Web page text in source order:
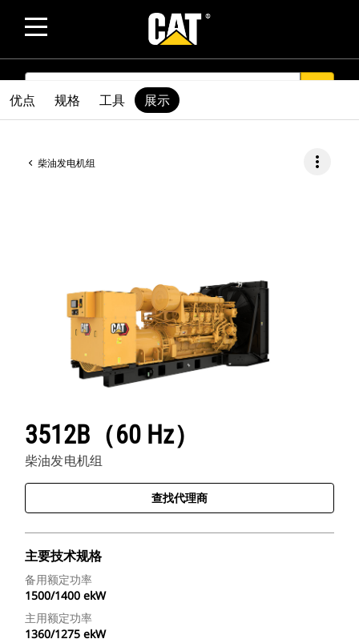
SEARCH
柴油发电机组 more_vert
3512B（60 Hz）
柴油发电机组
查找代理商
主要技术规格
备用额定功率
1500/1400 ekW
主用额定功率
1360/1275 ekW
优点 规格 工具 展示